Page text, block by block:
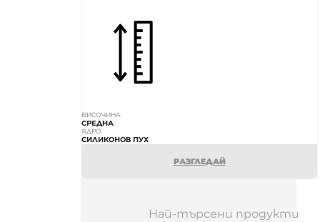
ВИСОЧИНА
СРЕДНА
ЯДРО
СИЛИКОНОВ ПУХ
РАЗГЛЕДАЙ
Най-търсени продукти